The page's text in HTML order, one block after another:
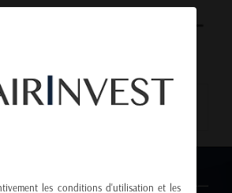
NEWS
les conditions d'utilisation et les